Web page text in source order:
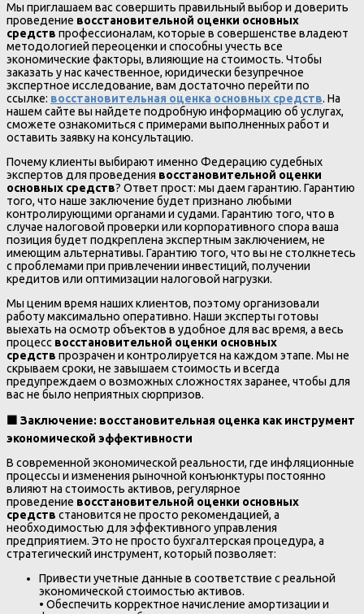
Мы приглашаем вас совершить правильный выбор и доверить
проведение восстановительной оценки основных
средств профессионалам, которые в совершенстве владеют
методологией переоценки и способны учесть все
экономические факторы, влияющие на стоимость. Чтобы
заказать у нас качественное, юридически безупречное
экспертное исследование, вам достаточно перейти по
ссылке: восстановительная оценка основных средств. На
нашем сайте вы найдете подробную информацию об услугах,
сможете ознакомиться с примерами выполненных работ и
оставить заявку на консультацию.
Почему клиенты выбирают именно Федерацию судебных
экспертов для проведения восстановительной оценки
основных средств? Ответ прост: мы даем гарантию. Гарантию
того, что наше заключение будет признано любыми
контролирующими органами и судами. Гарантию того, что в
случае налоговой проверки или корпоративного спора ваша
позиция будет подкреплена экспертным заключением, не
имеющим альтернативы. Гарантию того, что вы не столкнетесь
с проблемами при привлечении инвестиций, получении
кредитов или оптимизации налоговой нагрузки.
Мы ценим время наших клиентов, поэтому организовали
работу максимально оперативно. Наши эксперты готовы
выехать на осмотр объектов в удобное для вас время, а весь
процесс восстановительной оценки основных
средств прозрачен и контролируется на каждом этапе. Мы не
скрываем сроки, не завышаем стоимость и всегда
предупреждаем о возможных сложностях заранее, чтобы для
вас не было неприятных сюрпризов.
Заключение: восстановительная оценка как инструмент
экономической эффективности
В современной экономической реальности, где инфляционные
процессы и изменения рыночной конъюнктуры постоянно
влияют на стоимость активов, регулярное
проведение восстановительной оценки основных
средств становится не просто рекомендацией, а
необходимостью для эффективного управления
предприятием. Это не просто бухгалтерская процедура, а
стратегический инструмент, который позволяет:
Привести учетные данные в соответствие с реальной
экономической стоимостью активов.
• Обеспечить корректное начисление амортизации и